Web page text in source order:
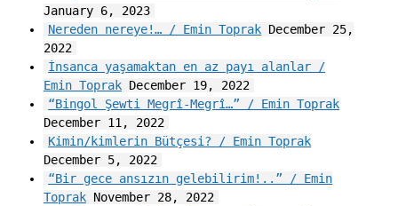
January 6, 2023
Nereden nereye!… / Emin Toprak December 25,
2022
İnsanca yaşamaktan en az payı alanlar /
Emin ToprakDecember 19, 2022
“Bingol Şewti Megrî-Megrî…” / Emin Toprak
December 11, 2022
Kimin/kimlerin Bütçesi? / Emin Toprak
December 5, 2022
“Bir gece ansızın gelebilirim!..” / Emin
ToprakNovember 28, 2022